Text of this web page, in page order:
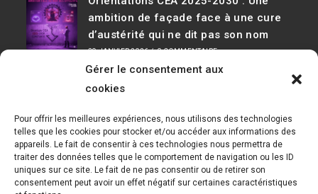
Gérer le consentement aux
cookies
Pour offrir les meilleures expériences, nous utilisons des technologies
telles que les cookies pour stocker et/ou accéder aux informations des
appareils. Le fait de consentir à ces technologies nous permettra de
traiter des données telles que le comportement de navigation ou les ID
uniques sur ce site. Le fait de ne pas consentir ou de retirer son
consentement peut avoir un effet négatif sur certaines caractéristiques
ambition de façade face à une cure
d’austérité qui ne dit pas son nom
29 JANVIER 2026 / 0 COMMENTAIRE
D36, 91190 Saclay Bât 534
Téléphone :
01 69 08 30 04